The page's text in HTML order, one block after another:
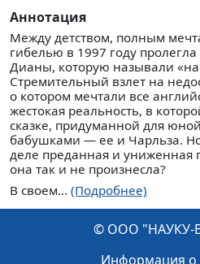
Аннотация
Между детством, полным
гибелью в 1997 году
Дианы, которую называли
Стремительный взлет на
о котором мечтали все
жестокая реальность, в
сказке, придуманной для
бабушками — ее и Чарльза.
деле преданная и униженная
она так и не произнесла?
В своем... (Подробнее)
© ООО "НАУКУ-
Информация о